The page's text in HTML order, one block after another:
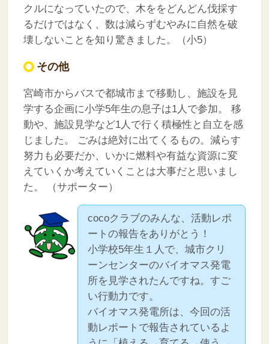
クルになっていたので、木ををどんどん伐採す
るだけではなく、数は減らずむやみに自然を破
壊しないことを知り驚きました。（小5）
その他
宮崎市からバスで都城市まで移動し、施設を見
学する企画に小学5年生の息子は1人で参加。
移
動や、施設見学など1人で行く積極性と自立を感
じました。
ごみは絶対に出てくるもの。減らす
努力も必要だか、いかに燃料や有益な資源に変
えていくか考えていくことは大事だと思いまし
た。
（サポーター）
cocoクラブのみんな、活動レポ
ートの報告をありがとう！
小学校5年生１人で、城市クリ
ーンセンターのバイオマス発電
所を見学されたんですね。すご
い行動力です。
バイオマス発電所は、今回の活
動レポートで報告されているよ